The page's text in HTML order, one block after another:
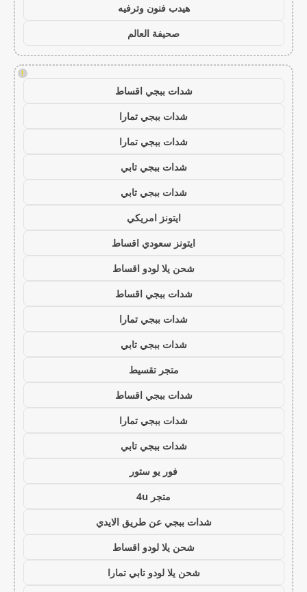
هيدب فنون وترفيه
صحيفة العالم
!
شدات ببجي اقساط
شدات ببجي تمارا
شدات ببجي تمارا
شدات ببجي تابي
شدات ببجي تابي
ايتونز امريكي
ايتونز سعودي اقساط
شحن يلا لودو اقساط
شدات ببجي اقساط
شدات ببجي تمارا
شدات ببجي تابي
متجر تقسيط
شدات ببجي اقساط
شدات ببجي تمارا
شدات ببجي تابي
فور يو ستور
متجر 4u
شدات ببجي عن طريق الايدي
شحن يلا لودو اقساط
شحن يلا لودو تابي تمارا